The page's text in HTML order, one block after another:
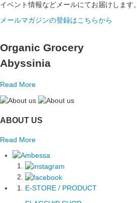
イベント情報などメールにてお届けします。
メールマガジンの登録はこちらから
Organic Grocery
Abyssinia
Read More
ABOUT US
Read More
E-STORE / PRODUCT